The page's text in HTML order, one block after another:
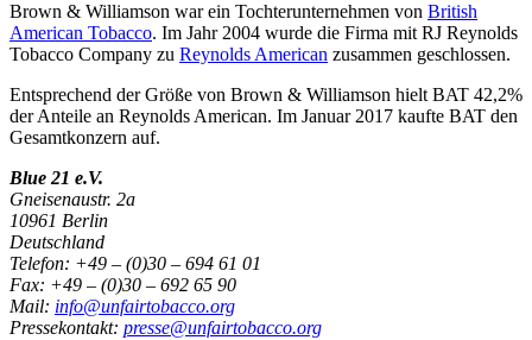
Brown & Williamson war ein Tochterunternehmen von British
American Tobacco. Im Jahr 2004 wurde die Firma mit RJ Reynolds
Tobacco Company zu Reynolds American zusammen geschlossen.
Entsprechend der Größe von Brown & Williamson hielt BAT 42,2%
der Anteile an Reynolds American. Im Januar 2017 kaufte BAT den
Gesamtkonzern auf.
Blue 21 e.V.
Gneisenaustr. 2a
10961 Berlin
Deutschland
Telefon: +49 – (0)30 – 694 61 01
Fax: +49 – (0)30 – 692 65 90
Mail: info@unfairtobacco.org
Pressekontakt: presse@unfairtobacco.org